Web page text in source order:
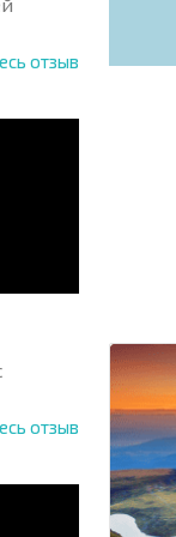
отзыв
отзыв
States
+1
* Поля